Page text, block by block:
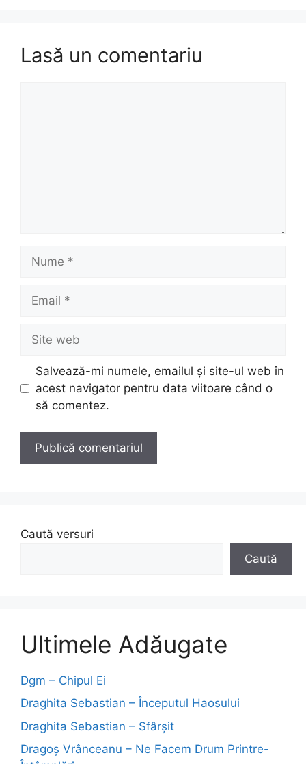
Lasă un comentariu
Nume
Email
Site
web
Salvează-mi numele, emailul și site-ul web în
acest navigator pentru data viitoare când o
să comentez.
Caută versuri
Caută
Ultimele Adăugate
Dgm – Chipul Ei
Draghita Sebastian – Începutul Haosului
Draghita Sebastian – Sfârșit
Dragoş Vrânceanu – Ne Facem Drum Printre-